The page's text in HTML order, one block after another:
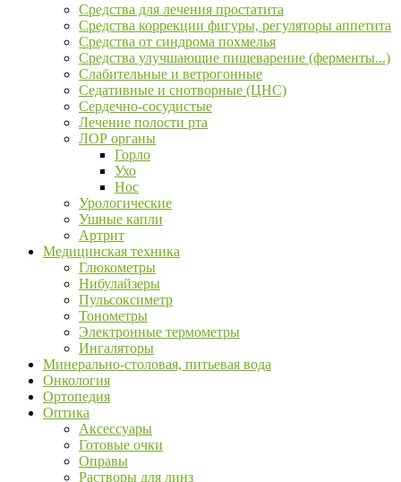
Средства для лечения простатита
Средства коррекции фигуры, регуляторы аппетита
Средства от синдрома похмелья
Средства улучшающие пищеварение (ферменты...)
Слабительные и ветрогонные
Седативные и снотворные (ЦНС)
Сердечно-сосудистые
Лечение полости рта
ЛОР органы
Горло
Ухо
Нос
Урологические
Ушные капли
Артрит
Медицинская техника
Глюкометры
Нибулайзеры
Пульсоксиметр
Тонометры
Электронные термометры
Ингаляторы
Минерально-столовая, питьевая вода
Онкология
Ортопедия
Оптика
Аксессуары
Готовые очки
Оправы
Растворы для линз